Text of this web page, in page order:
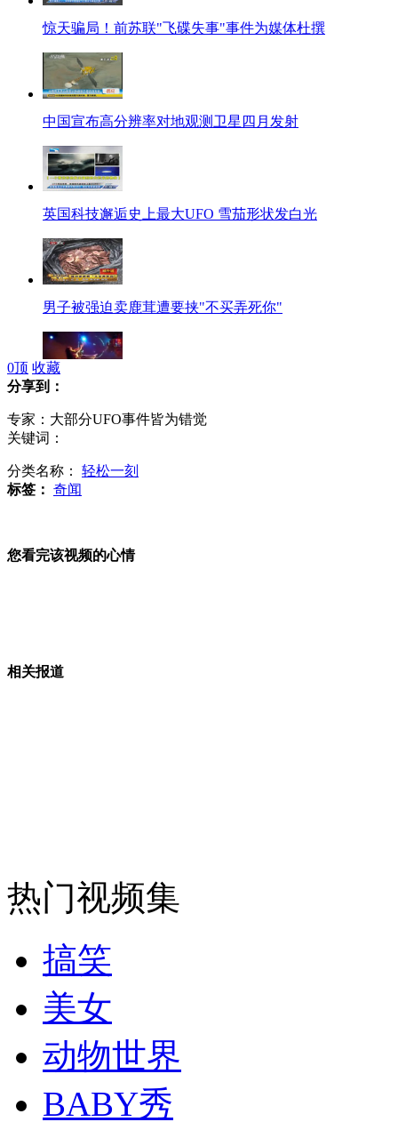
惊天骗局！前苏联"飞碟失事"事件为媒体杜撰
中国宣布高分辨率对地观测卫星四月发射
英国科技邂逅史上最大UFO 雪茄形状发白光
男子被强迫卖鹿茸遭要挟"不买弄死你"
美女摔倒出臭镜头精选合集
德国机器人乐队掀起"重金属狂潮"
贪玩女童头卡墙缝 消防官兵凿墙救人
女孩北京地铁殴打老人 痛下狠手拳打脚踢
无痛分娩是否安全 医生回应
0顶 收藏
分享到：
专家：大部分UFO事件皆为错觉
关键词：
分类名称： 轻松一刻
标签： 奇闻
您看完该视频的心情
相关报道
热门视频集
搞笑
美女
动物世界
BABY秀